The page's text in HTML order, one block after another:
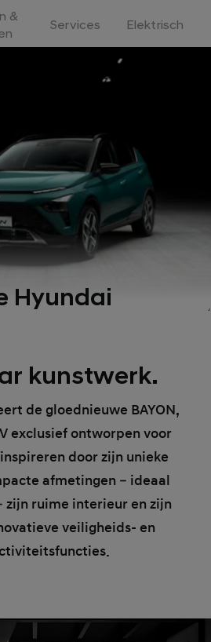
&
Services
Elektrisch
Hyundai
kunstwerk.
de gloednieuwe BAYON,
exclusief ontworpen voor
door zijn unieke
afmetingen – ideaal
zijn ruime interieur en zijn
veiligheids- en